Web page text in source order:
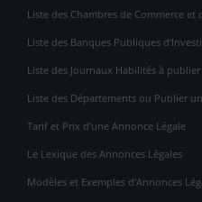
Liste des Chambres de Commerce et
Liste des Banques Publiques
Liste des Journaux Habilités à
Liste des Départements ou Publier
Tarif et Prix d'une Annonce Légale
Le Lexique des Annonces Légales
Modèles et Exemples d'Annonces